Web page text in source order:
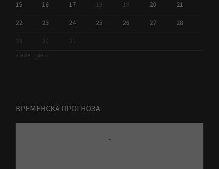
15 16 17 18 19 20 21
22 23 24 25 26 27 28
29 30
31
« нов
јан »
ВРЕМЕНСКА ПРОГНОЗА
-